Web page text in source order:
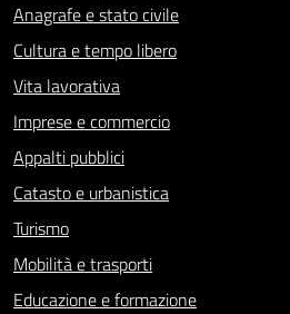
Anagrafe e stato civile
Cultura e tempo libero
Vita lavorativa
Imprese e commercio
Appalti pubblici
Catasto e urbanistica
Turismo
Mobilità e trasporti
Educazione e formazione